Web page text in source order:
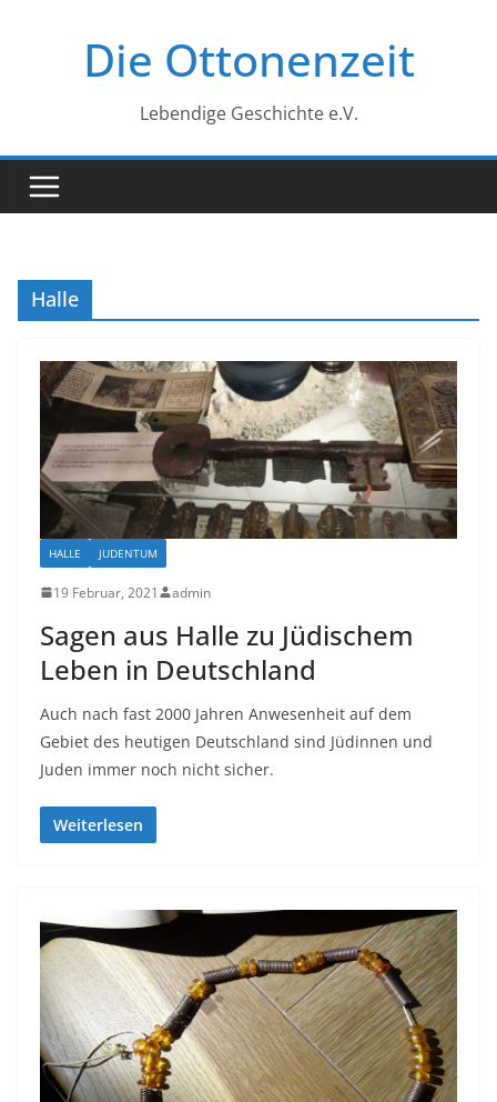
Die Ottonenzeit
Lebendige Geschichte e.V.
Halle
HALLE JUDENTUM
19 Februar, 2021 admin
Sagen aus Halle zu Jüdischem
Leben in Deutschland
Auch nach fast 2000 Jahren Anwesenheit auf dem
Gebiet des heutigen Deutschland sind Jüdinnen und
Juden immer noch nicht sicher.
Weiterlesen